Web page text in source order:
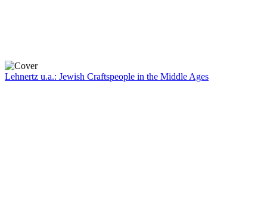
Lehnertz u.a.: Jewish Craftspeople in the Middle Ages